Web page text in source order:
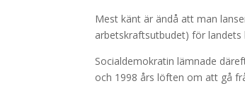
Mest känt är ändå att man
arbetskraftsutbudet) för
Socialdemokratin lämnade
och 1998 års löften om att gå